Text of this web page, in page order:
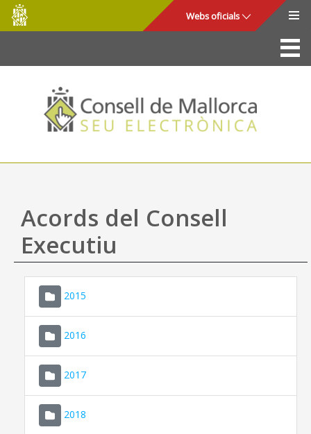
Salta al contingut principal
Consell
de
Mallorca
Webs oficials
La Seu
Consell de Mallorca
Accés i seguretat
Utilitats
Ajuda
Acords del Consell
Executiu
2015
2016
2017
2018